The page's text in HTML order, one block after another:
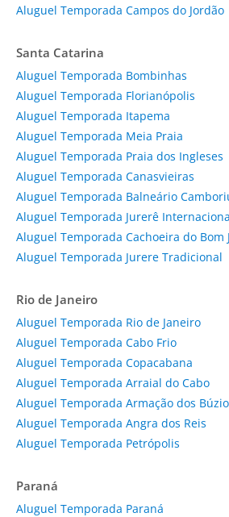
Aluguel Temporada Campos do Jordão
Santa Catarina
Aluguel Temporada Bombinhas
Aluguel Temporada Florianópolis
Aluguel Temporada Itapema
Aluguel Temporada Meia Praia
Aluguel Temporada Praia dos Ingleses
Aluguel Temporada Canasvieiras
Aluguel Temporada Balneário
Aluguel Temporada Jurerê
Aluguel Temporada Cachoeira do Bom
Aluguel Temporada Jurere Tradicional
Rio de Janeiro
Aluguel Temporada Rio de Janeiro
Aluguel Temporada Cabo Frio
Aluguel Temporada Copacabana
Aluguel Temporada Arraial do Cabo
Aluguel Temporada Armação dos
Aluguel Temporada Angra dos Reis
Aluguel Temporada Petrópolis
Paraná
Aluguel Temporada Paraná